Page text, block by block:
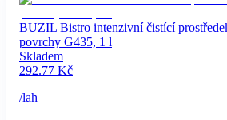
BUZIL Bistro intenzivní čistící
povrchy G435, 1 l
Skladem
292.77 Kč
/lah